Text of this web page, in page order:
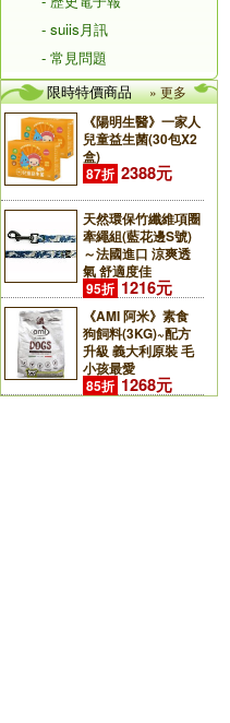
- suiis月訊
- 常見問題
限時特價商品
» 更多
《陽明生醫》一家人
兒童益生菌(30包X2
盒)
87折 2388元
天然環保竹纖維項圈
牽繩組(藍花邊S號)
～法國進口 涼爽透
氣 舒適度佳
95折 1216元
《AMI 阿米》素食
狗飼料(3KG)~配方
升級 義大利原裝 毛
小孩最愛
85折 1268元